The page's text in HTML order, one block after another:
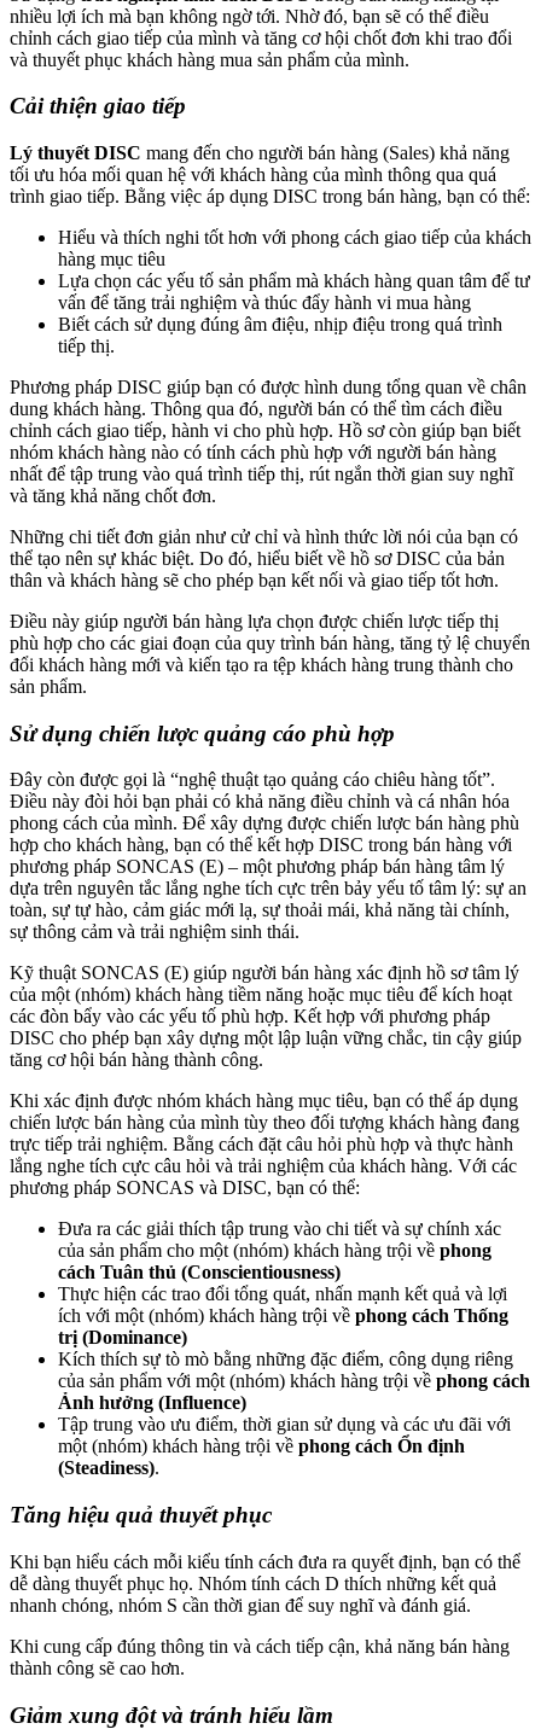
nhiều lợi ích mà bạn không ngờ tới. Nhờ đó, bạn sẽ có thể điều
chỉnh cách giao tiếp của mình và tăng cơ hội chốt đơn khi trao đổi
và thuyết phục khách hàng mua sản phẩm của mình.
Cải thiện giao tiếp
Lý thuyết DISC mang đến cho người bán hàng (Sales) khả năng
tối ưu hóa mối quan hệ với khách hàng của mình thông qua quá
trình giao tiếp. Bằng việc áp dụng DISC trong bán hàng, bạn có thể:
Hiểu và thích nghi tốt hơn với phong cách giao tiếp của khách
hàng mục tiêu
Lựa chọn các yếu tố sản phẩm mà khách hàng quan tâm để tư
vấn để tăng trải nghiệm và thúc đẩy hành vi mua hàng
Biết cách sử dụng đúng âm điệu, nhịp điệu trong quá trình
tiếp thị.
Phương pháp DISC giúp bạn có được hình dung tổng quan về chân
dung khách hàng. Thông qua đó, người bán có thể tìm cách điều
chỉnh cách giao tiếp, hành vi cho phù hợp. Hồ sơ còn giúp bạn biết
nhóm khách hàng nào có tính cách phù hợp với người bán hàng
nhất để tập trung vào quá trình tiếp thị, rút ngắn thời gian suy nghĩ
và tăng khả năng chốt đơn.
Những chi tiết đơn giản như cử chỉ và hình thức lời nói của bạn có
thể tạo nên sự khác biệt. Do đó, hiểu biết về hồ sơ DISC của bản
thân và khách hàng sẽ cho phép bạn kết nối và giao tiếp tốt hơn.
Điều này giúp người bán hàng lựa chọn được chiến lược tiếp thị
phù hợp cho các giai đoạn của quy trình bán hàng, tăng tỷ lệ chuyển
đổi khách hàng mới và kiến tạo ra tệp khách hàng trung thành cho
sản phẩm.
Sử dụng chiến lược quảng cáo phù hợp
Đây còn được gọi là “nghệ thuật tạo quảng cáo chiêu hàng tốt”.
Điều này đòi hỏi bạn phải có khả năng điều chỉnh và cá nhân hóa
phong cách của mình. Để xây dựng được chiến lược bán hàng phù
hợp cho khách hàng, bạn có thể kết hợp DISC trong bán hàng với
phương pháp SONCAS (E) – một phương pháp bán hàng tâm lý
dựa trên nguyên tắc lắng nghe tích cực trên bảy yếu tố tâm lý: sự an
toàn, sự tự hào, cảm giác mới lạ, sự thoải mái, khả năng tài chính,
sự thông cảm và trải nghiệm sinh thái.
Kỹ thuật SONCAS (E) giúp người bán hàng xác định hồ sơ tâm lý
của một (nhóm) khách hàng tiềm năng hoặc mục tiêu để kích hoạt
các đòn bẩy vào các yếu tố phù hợp. Kết hợp với phương pháp
DISC cho phép bạn xây dựng một lập luận vững chắc, tin cậy giúp
tăng cơ hội bán hàng thành công.
Khi xác định được nhóm khách hàng mục tiêu, bạn có thể áp dụng
chiến lược bán hàng của mình tùy theo đối tượng khách hàng đang
trực tiếp trải nghiệm. Bằng cách đặt câu hỏi phù hợp và thực hành
lắng nghe tích cực câu hỏi và trải nghiệm của khách hàng. Với các
phương pháp SONCAS và DISC, bạn có thể:
Đưa ra các giải thích tập trung vào chi tiết và sự chính xác
của sản phẩm cho một (nhóm) khách hàng trội về phong
cách Tuân thủ (Conscientiousness)
Thực hiện các trao đổi tổng quát, nhấn mạnh kết quả và lợi
ích với một (nhóm) khách hàng trội về phong cách Thống
trị (Dominance)
Kích thích sự tò mò bằng những đặc điểm, công dụng riêng
của sản phẩm với một (nhóm) khách hàng trội về phong cách
Ảnh hưởng (Influence)
Tập trung vào ưu điểm, thời gian sử dụng và các ưu đãi với
một (nhóm) khách hàng trội về phong cách Ổn định
(Steadiness).
Tăng hiệu quả thuyết phục
Khi bạn hiểu cách mỗi kiểu tính cách đưa ra quyết định, bạn có thể
dễ dàng thuyết phục họ. Nhóm tính cách D thích những kết quả
nhanh chóng, nhóm S cần thời gian để suy nghĩ và đánh giá.
Khi cung cấp đúng thông tin và cách tiếp cận, khả năng bán hàng
thành công sẽ cao hơn.
Giảm xung đột và tránh hiểu lầm